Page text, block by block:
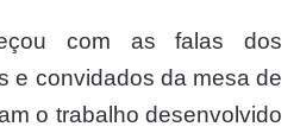
com as falas dos
e convidados da mesa de
o trabalho desenvolvido